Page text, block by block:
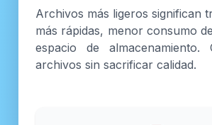
Archivos más ligeros significan
más rápidas, menor consumo
espacio de almacenamiento.
archivos sin sacrificar calidad.